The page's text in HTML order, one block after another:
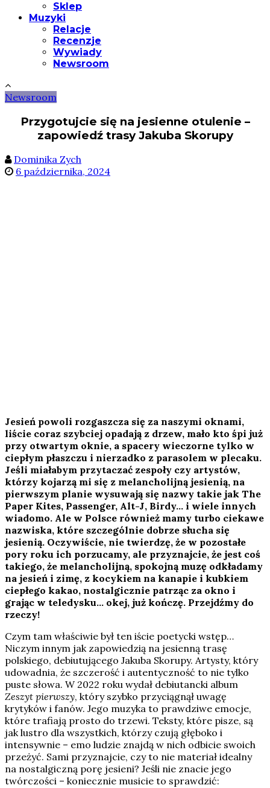
Sklep
Muzyki
Relacje
Recenzje
Wywiady
Newsroom
Newsroom
Przygotujcie się na jesienne otulenie –
zapowiedź trasy Jakuba Skorupy
Dominika Zych
6 października, 2024
Jesień powoli rozgaszcza się za naszymi oknami,
liście coraz szybciej opadają z drzew, mało kto śpi już
przy otwartym oknie, a spacery wieczorne tylko w
ciepłym płaszczu i nierzadko z parasolem w plecaku.
Jeśli miałabym przytaczać zespoły czy artystów,
którzy kojarzą mi się z melancholijną jesienią, na
pierwszym planie wysuwają się nazwy takie jak The
Paper Kites, Passenger, Alt-J, Birdy… i wiele innych
wiadomo. Ale w Polsce również mamy turbo ciekawe
nazwiska, które szczególnie dobrze słucha się
jesienią. Oczywiście, nie twierdzę, że w pozostałe
pory roku ich porzucamy, ale przyznajcie, że jest coś
takiego, że melancholijną, spokojną muzę odkładamy
na jesień i zimę, z kocykiem na kanapie i kubkiem
ciepłego kakao, nostalgicznie patrząc za okno i
grając w teledysku… okej, już kończę. Przejdźmy do
rzeczy!
Czym tam właściwie był ten iście poetycki wstęp…
Niczym innym jak zapowiedzią na jesienną trasę
polskiego, debiutującego Jakuba Skorupy. Artysty, który
udowadnia, że szczerość i autentyczność to nie tylko
puste słowa. W 2022 roku wydał debiutancki album
Zeszyt pierwszy, który szybko przyciągnął uwagę
krytyków i fanów. Jego muzyka to prawdziwe emocje,
które trafiają prosto do trzewi. Teksty, które pisze, są
jak lustro dla wszystkich, którzy czują głęboko i
intensywnie – emo ludzie znajdą w nich odbicie swoich
przeżyć. Sami przyznajcie, czy to nie materiał idealny
na nostalgiczną porę jesieni? Jeśli nie znacie jego
twórczości – koniecznie musicie to sprawdzić: